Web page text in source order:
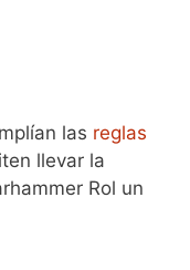
las reglas
llevar la
Rol un